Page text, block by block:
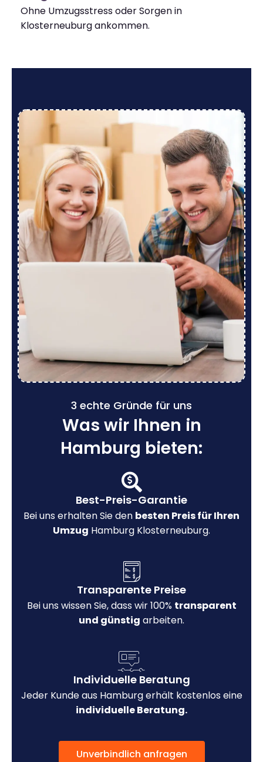
Ohne Umzugsstress oder Sorgen in
Klosterneuburg ankommen.
3 echte Gründe für uns
Was wir Ihnen in
Hamburg bieten:
Best-Preis-Garantie
Bei uns erhalten Sie den besten Preis für Ihren
Umzug Hamburg Klosterneuburg.
Transparente Preise
Bei uns wissen Sie, dass wir 100% transparent
und günstig arbeiten.
Individuelle Beratung
Jeder Kunde aus Hamburg erhält kostenlos eine
individuelle Beratung.
Unverbindlich anfragen